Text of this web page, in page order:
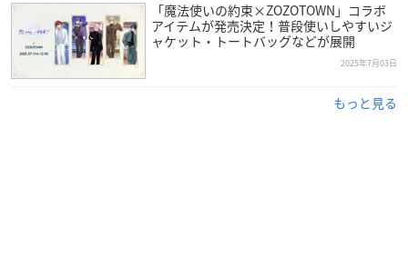
「魔法使いの約束×ZOZOTOWN」コラボ
アイテムが発売決定！普段使いしやすいジ
ャケット・トートバッグなどが展開
2025年7月03日
もっと見る